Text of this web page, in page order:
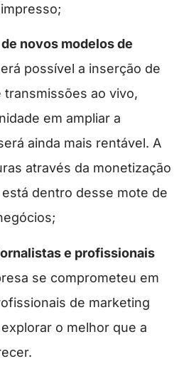
novos modelos de
possível a inserção de
ao vivo,
em ampliar a
ainda mais rentável. A
através da monetização
dentro desse mote de
e profissionais
se comprometeu em
de marketing
o melhor que a